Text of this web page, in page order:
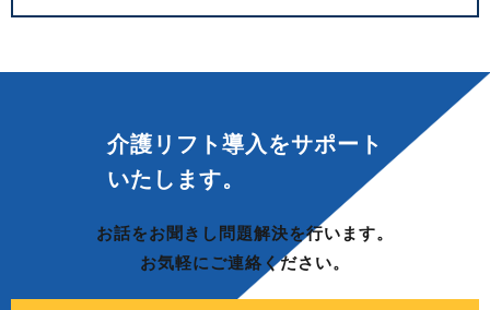
介護リフト導入をサポート
いたします。
お話をお聞きし問題解決を行います。
お気軽にご連絡ください。